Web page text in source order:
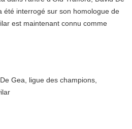
été interrogé sur son homologue de
est maintenant connu comme
Gea ligue des champions